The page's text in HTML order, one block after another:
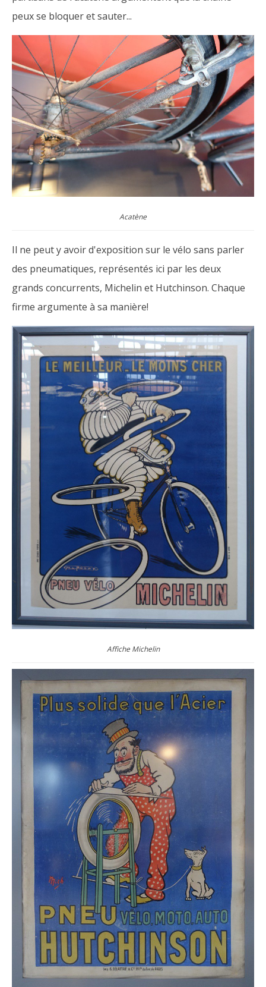
peux se bloquer et sauter...
Acatène
Il ne peut y avoir d'exposition sur le vélo sans parler
des pneumatiques, représentés ici par les deux
grands concurrents, Michelin et Hutchinson. Chaque
firme argumente à sa manière!
Affiche Michelin